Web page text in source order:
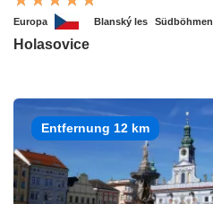
Europa Blanský les Südböhmen
Holasovice
Entfernung 12 km